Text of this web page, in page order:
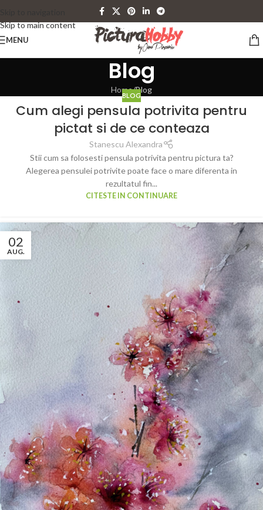
Skip to main content
MENU
Blog
Home Blog
BLOG
Cum alegi pensula potrivita pentru
pictat si de ce conteaza
Stanescu Alexandra
Stii cum sa folosesti pensula potrivita pentru pictura ta?
Alegerea pensulei potrivite poate face o mare diferenta in
rezultatul fin...
CITESTE IN CONTINUARE
02
AUG.